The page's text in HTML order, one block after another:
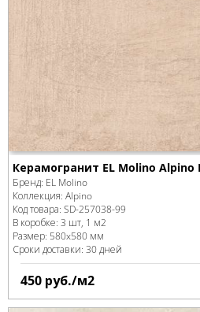
Керамогранит EL Molino Alpino
Бренд: EL Molino
Коллекция: Alpino
Код товара: SD-257038-99
В коробке: 3 шт, 1 м2
Размер: 580x580 мм
Сроки доставки: 30 дней
450 руб./м2